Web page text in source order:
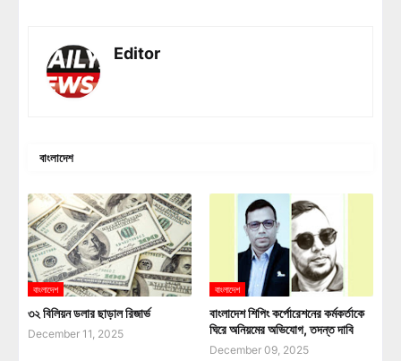
Editor
বাংলাদেশ
বাংলাদেশ
৩২ বিলিয়ন ডলার ছাড়াল রিজার্ভ
December 11, 2025
বাংলাদেশ
বাংলাদেশ শিপিং কর্পোরেশনের কর্মকর্তাকে
ঘিরে অনিয়মের অভিযোগ, তদন্ত দাবি
December 09, 2025